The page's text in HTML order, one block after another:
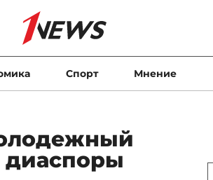
Спорт Мнение
диаспоры